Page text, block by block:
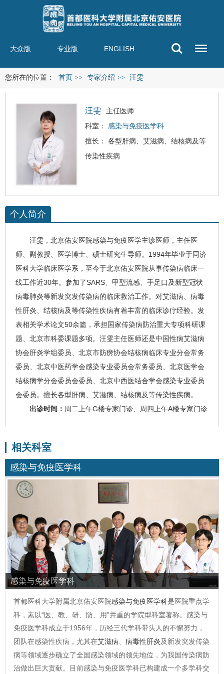
大众版 专业版 ENGLISH
您所在的位置： 首页 >> 专家介绍 >> 汪雯
汪雯
主任医师
科室： 感染与免疫医学科
擅长： 各型肝病、 艾滋病 、结核病及等
传染性疾病
个人简介
汪雯 ，北京佑安医院感染与免疫医学主诊医师， 主任医
师、副教授、
医学博士、硕士研究生导师。1994年毕业于同济
医科大学临床医学系，至今于北京佑安医院从事传染病临床一
线工作近30年。参加了SARS、甲型流感、手足口及新型冠状
病毒肺炎等新发突发传染病的临床救治工作。对艾滋病
病毒
性肝炎 、结核病及等传染性疾病有着丰富的临床诊疗经验。发
表相关学术论文50余篇，承担国家传染病防治重大专项科研课
题、北京市科委课题多项。汪雯主任医师还是中国性病艾滋病
协会肝炎学组委员、北京市防痨协会结核病临床专业分会常务
委员、北京中医药学会感染专业委员会常务委员、北京医学会
结核病学分会委员会委员、北京中西医结合学会感染专业委员
会委员。 擅长各型肝病、艾滋病、结核病及等传染性疾病。
出诊时间： 周二上午G楼专家门诊、周四上午A楼专家门诊
相关科室
感染与免疫医学科
感染与免疫医学科
首都医科大学附属北京佑安医院感染与免疫医学科是医院重点学
科，素以“医、教、研、防、用”并重的学院型科室著称。感染与
免疫医学科成立于1956年，历经三代学科带头人的不懈努力，
团队在感染性疾病，尤其在艾滋病 病毒性肝炎及新发突发传染
病等领域逐步确立了全国感染领域的领先地位，为我国传染病防
治做出巨大贡献。目前感染与免疫医学科已构建成一个多学科交